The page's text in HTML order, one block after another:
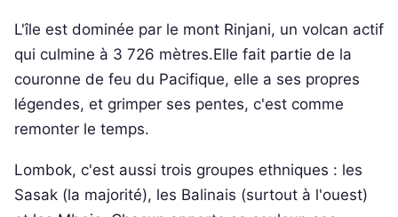
L'île est dominée par le mont Rinjani, un volcan actif
qui culmine à 3 726 mètres.Elle fait partie de la
couronne de feu du Pacifique, elle a ses propres
légendes, et grimper ses pentes, c'est comme
remonter le temps.
Lombok, c'est aussi trois groupes ethniques : les
Sasak (la majorité), les Balinais (surtout à l'ouest)